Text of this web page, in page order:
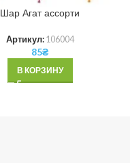
Шар Агат ассорти
Артикул: 106004
85₴
В КОРЗИНУ